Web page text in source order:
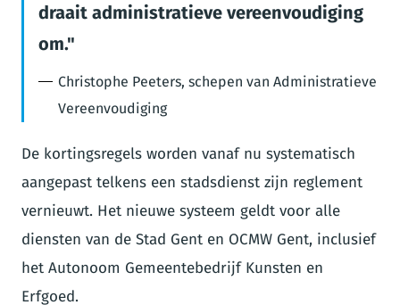
draait administratieve vereenvoudiging
om.
Christophe Peeters, schepen van Administratieve
Vereenvoudiging
De kortingsregels worden vanaf nu systematisch
aangepast telkens een stadsdienst zijn reglement
vernieuwt. Het nieuwe systeem geldt voor alle
diensten van de Stad Gent en OCMW Gent, inclusief
het Autonoom Gemeentebedrijf Kunsten en
Erfgoed.